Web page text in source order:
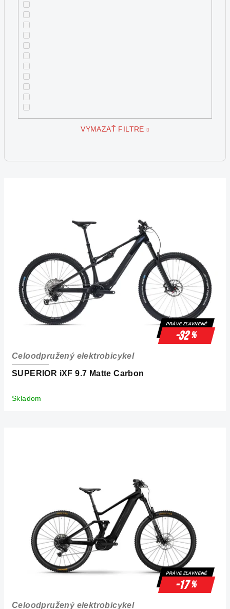
VYMAZAŤ FILTRE
PRÁVE ZĽAVNENÉ
-32%
SUPERIOR iXF 9.7 Matte Carbon
Celoodpružený elektrobicykel
Skladom
PRÁVE ZĽAVNENÉ
-17%
Celoodpružený elektrobicykel